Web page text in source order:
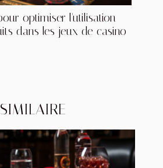
optimiser l'utilisation
dans les jeux de casino
SIMILAIRE